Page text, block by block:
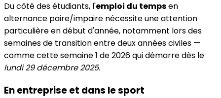
Du côté des étudiants, l'emploi du tempsen
alternance paire/impaire nécessite une attention
particulière en début d'année, notamment lors des
semaines de transition entre deux années civiles —
comme cette semaine 1 de 2026 qui démarre dès le
lundi 29 décembre 2025.
En entreprise et dans le sport